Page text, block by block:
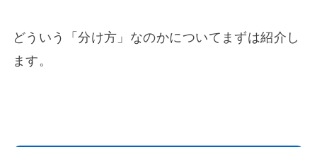
どういう「分け方」なのかについてまずは紹介し
ます。